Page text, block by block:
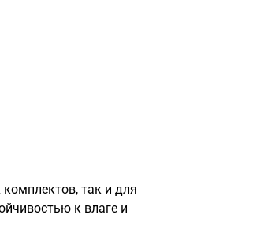
так и для
к влаге и